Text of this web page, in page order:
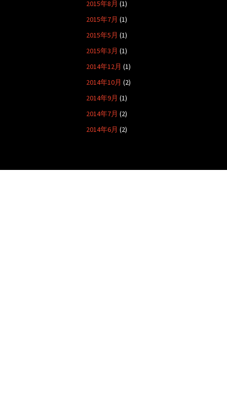
2015年8月 (1)
2015年7月 (1)
2015年5月 (1)
2015年3月 (1)
2014年12月 (1)
2014年10月 (2)
2014年9月 (1)
2014年7月 (2)
2014年6月 (2)